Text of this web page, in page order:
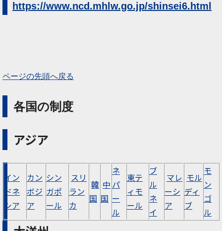
https://www.ncd.mhlw.go.jp/shinsei6.html
ページの先頭へ戻る
各国の制度
アジア
イン
ドネ
シア
カン
ボジ
ア
シン
ガポ
ール
スリ
ラン
カ
韓
国
中
国
ネ
パ
ー
ル
東テ
ィモ
ール
ブ
ル
ネ
イ
マレ
ーシ
ア
モル
ディ
ブ
モ
ン
ゴ
ル